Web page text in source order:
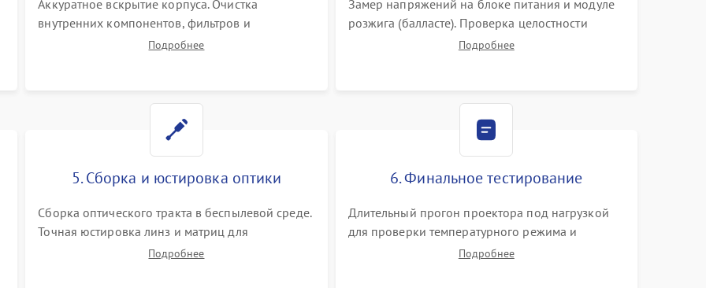
Аккуратное вскрытие корпуса. Очистка
внутренних компонентов, фильтров и
вентиляторов от накопившейся пыли.
Подробнее
Замер напряжений на блоке питания и модуле
розжига (балласте). Проверка целостности
цветового колеса (DLP) или поляризаторов (LCD).
Подробнее
5. Сборка и юстировка оптики
Сборка оптического тракта в беспылевой среде.
Точная юстировка линз и матриц для
правильного сведения цветов и устранения
Подробнее
6. Финальное тестирование
Длительный прогон проектора под нагрузкой
для проверки температурного режима и
отсутствия перегрева. Оценка фокуса,
Подробнее